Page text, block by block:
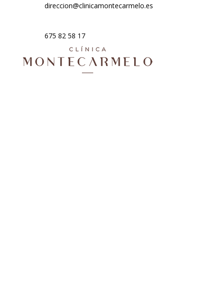
direccion@clinicamontecarmelo.es
675 82 58 17